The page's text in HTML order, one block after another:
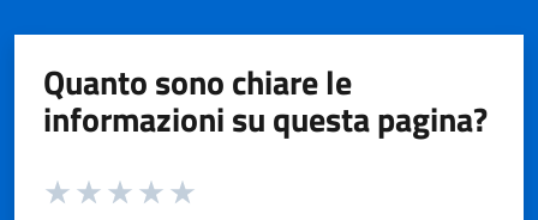
Quanto sono chiare le
informazioni su questa pagina?
Valuta da 1 a 5 stelle la pagina